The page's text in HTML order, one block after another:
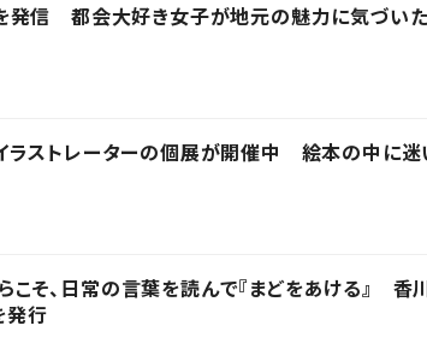
発信 都会大好き女子が地元の魅力に気づいた
イラストレーターの個展が開催中 絵本の中に
そ、日常の言葉を読んで『まどをあける』 香
発行